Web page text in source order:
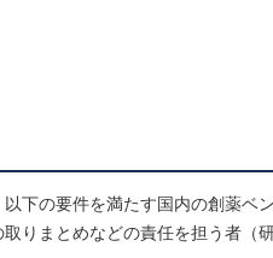
下の要件を満たす国内の創薬ベ
りまとめなどの責任を担う者（